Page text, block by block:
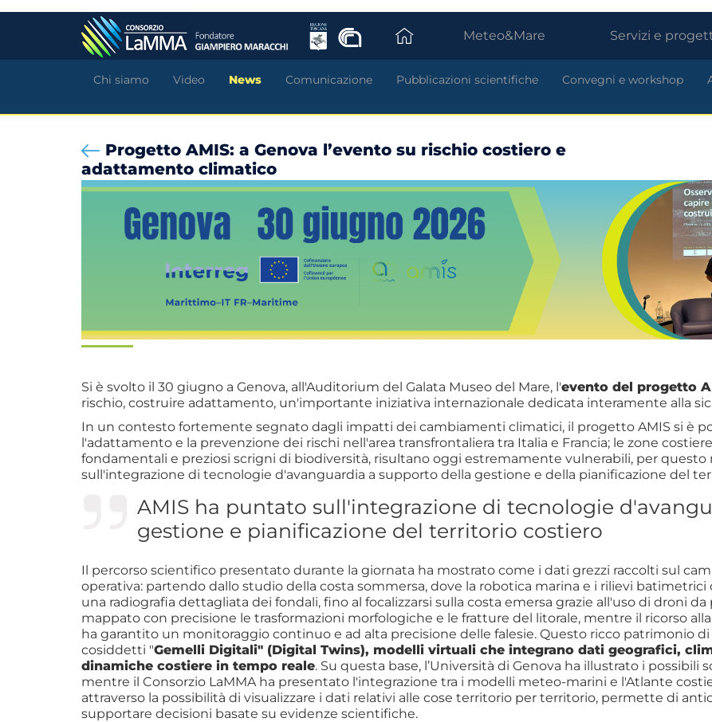
Meteo&Mare Servizi e
Chi siamo Video News Comunicazione Pubblicazioni scientifiche Convegni e workshop
Progetto AMIS: a Genova l’evento su rischio costiero e
adattamento climatico
Meteorologia
Si è svolto il 30 giugno a Genova, all'Auditorium del Galata Museo del Mare, l'evento del progetto
rischio, costruire adattamento, un'importante iniziativa internazionale dedicata interamente alla
In un contesto fortemente segnato dagli impatti dei cambiamenti climatici, il progetto AMIS si è
l'adattamento e la prevenzione dei rischi nell'area transfrontaliera tra Italia e Francia; le zone
fondamentali e preziosi scrigni di biodiversità, risultano oggi estremamente vulnerabili, per
sull'integrazione di tecnologie d'avanguardia a supporto della gestione e della pianificazione del
AMIS ha puntato sull'integrazione di tecnologie
gestione e pianificazione del territorio costiero
Il percorso scientifico presentato durante la giornata ha mostrato come i dati grezzi raccolti sul
operativa: partendo dallo studio della costa sommersa, dove la robotica marina e i rilievi
una radiografia dettagliata dei fondali, fino al focalizzarsi sulla costa emersa grazie all'uso di droni
mappato con precisione le trasformazioni morfologiche e le fratture del litorale, mentre il ricorso
ha garantito un monitoraggio continuo e ad alta precisione delle falesie. Questo ricco patrimonio
cosiddetti "Gemelli Digitali" (Digital Twins), modelli virtuali che integrano dati geografici,
dinamiche costiere in tempo reale. Su questa base, l’Università di Genova ha illustrato i
mentre il Consorzio LaMMA ha presentato l'integrazione tra i modelli meteo-marini e l'Atlante
attraverso la possibilità di visualizzare i dati relativi alle cose territorio per territorio, permette di
supportare decisioni basate su evidenze scientifiche.